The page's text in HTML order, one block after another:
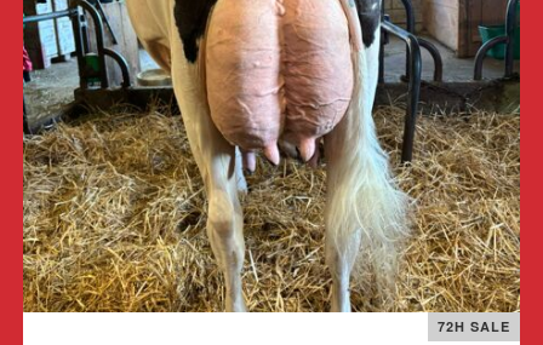
72H SALE